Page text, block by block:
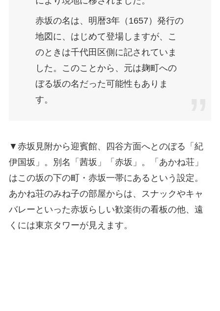
赤坂の名は、明暦3年（1657）発行の
地図に、はじめて登場しますが、こ
のときは千代田区側に記されていま
した。このことから、元は麹町への
ぼる坂の名だった可能性もありま
す。
▼赤坂見附から迎賓館、四谷方面へとのぼる「紀
伊国坂」。別名「茜坂」「赤坂」。「あかね荘」
はこの坂の下の町・赤坂一帯にあるという設定。
あかね荘のみね子の部屋からは、スナックやキャ
バレーといった赤坂らしい歓楽街の看板の他、遠
くには東京タワーが見えます。